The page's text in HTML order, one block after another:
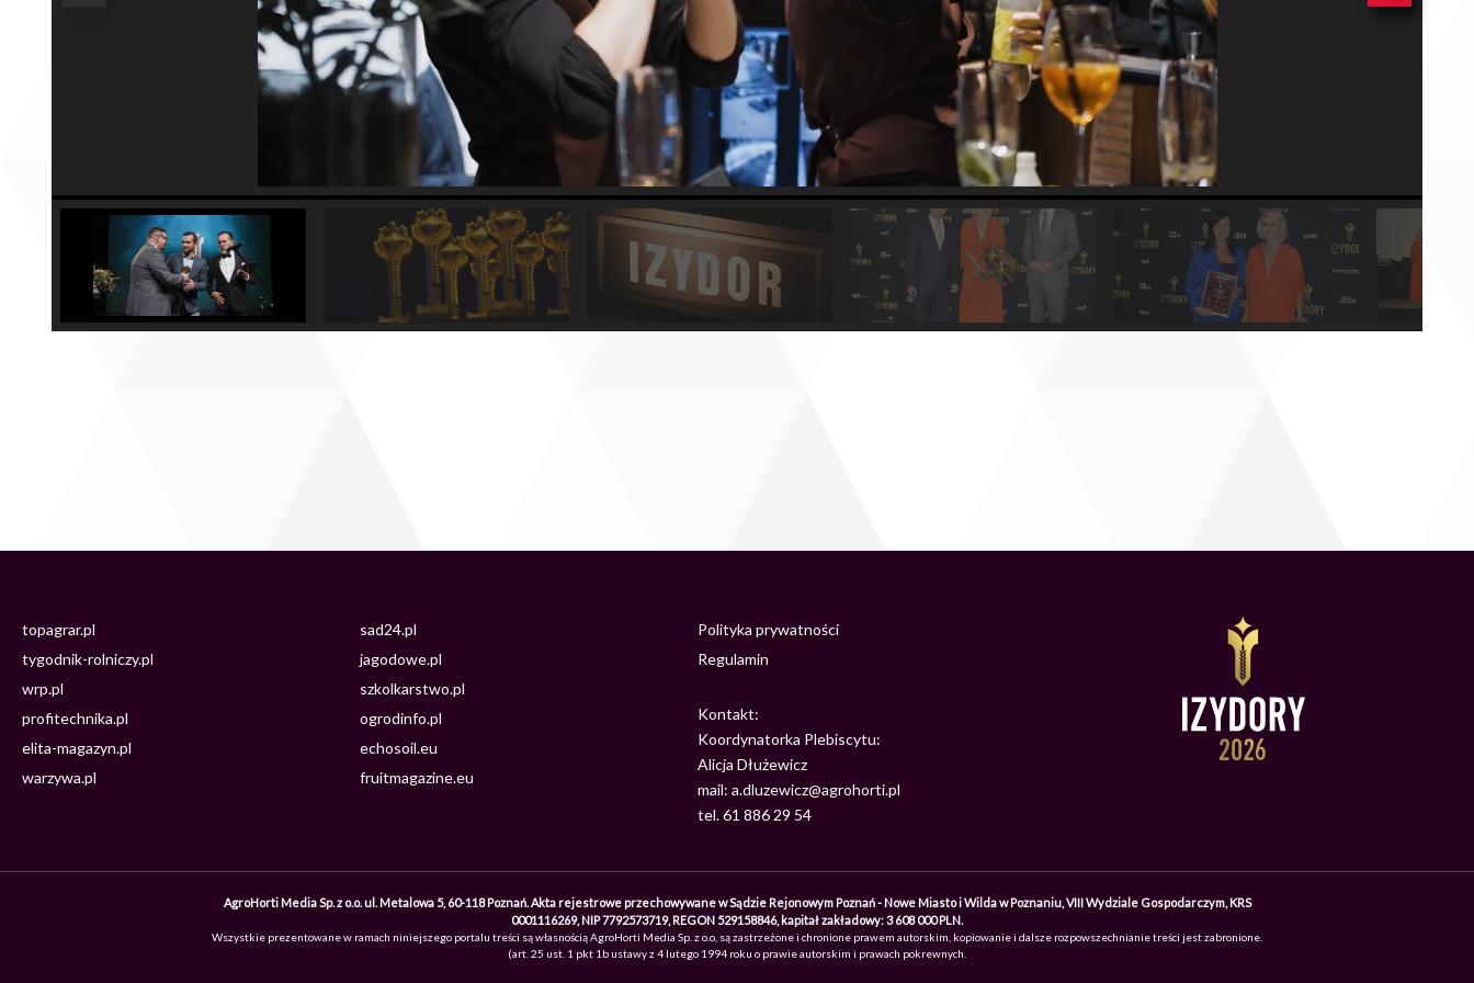
topagrar.pl
tygodnik-rolniczy.pl
wrp.pl
profitechnika.pl
elita-magazyn.pl
warzywa.pl
sad24.pl
jagodowe.pl
szkolkarstwo.pl
ogrodinfo.pl
echosoil.eu
fruitmagazine.eu
Polityka prywatności
Regulamin
Kontakt:
Koordynatorka Plebiscytu:
Alicja Dłużewicz
mail: a.dluzewicz@agrohorti.pl
tel. 61 886 29 54
AgroHorti Media Sp. z o.o. ul. Metalowa 5, 60-118 Poznań. Akta rejestrowe przechowywane w Sądzie Rejonowym Poznań - Nowe Miasto i Wilda w Poznaniu, VIII Wydziale Gospodarczym, KRS
0001116269, NIP 7792573719, REGON 529158846, kapitał zakładowy: 3 608 000 PLN.
Wszystkie prezentowane w ramach niniejszego portalu treści są własnością AgroHorti Media Sp. z o.o, są zastrzeżone i chronione prawem autorskim, kopiowanie i dalsze rozpowszechnianie treści jest zabronione.
(art. 25 ust. 1 pkt 1b ustawy z 4 lutego 1994 roku o prawie autorskim i prawach pokrewnych.